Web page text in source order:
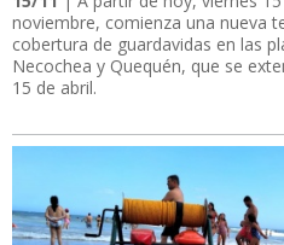
noviembre, comienza una nueva
cobertura de guardavidas en las
Necochea y Quequén, que se
15 de abril.